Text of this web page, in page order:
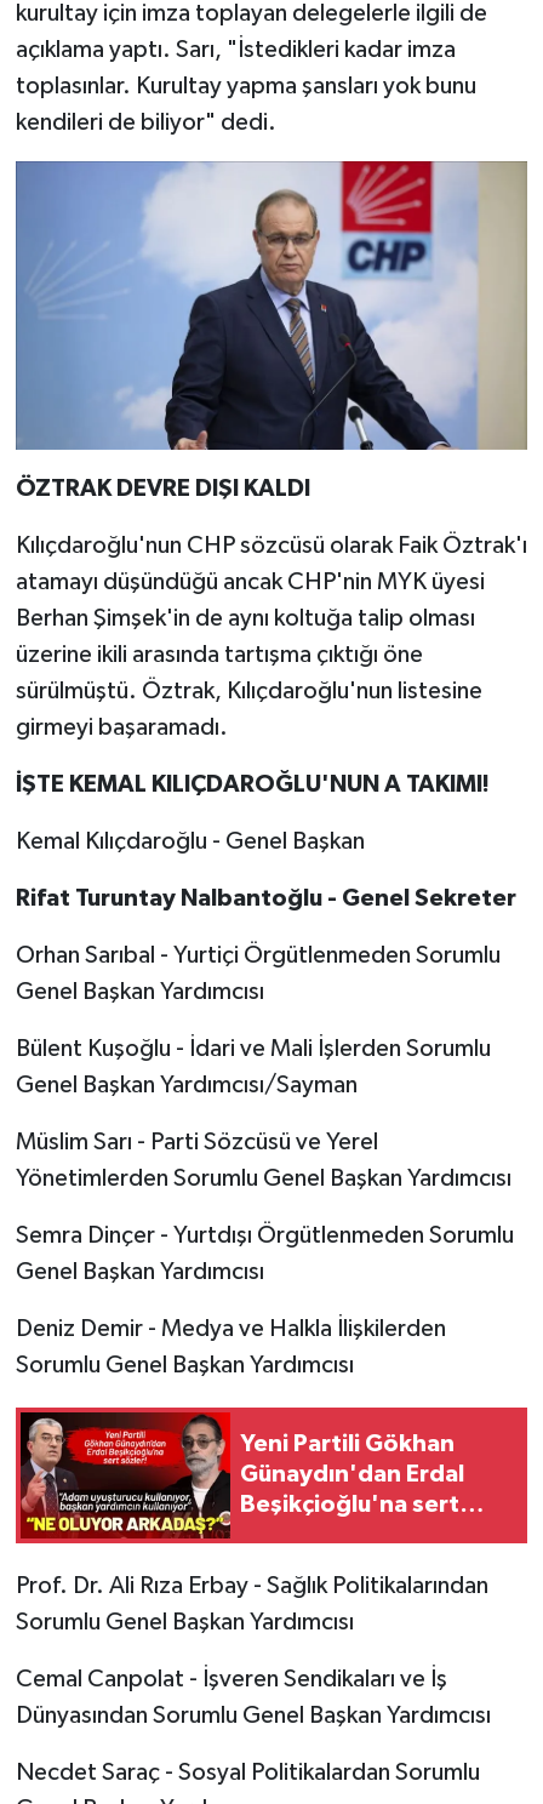
kurultay için imza toplayan delegelerle ilgili de
açıklama yaptı. Sarı, "İstedikleri kadar imza
toplasınlar. Kurultay yapma şansları yok bunu
kendileri de biliyor" dedi.
ÖZTRAK DEVRE DIŞI KALDI
Kılıçdaroğlu'nun CHP sözcüsü olarak Faik Öztrak'ı
atamayı düşündüğü ancak CHP'nin MYK üyesi
Berhan Şimşek'in de aynı koltuğa talip olması
üzerine ikili arasında tartışma çıktığı öne
sürülmüştü. Öztrak, Kılıçdaroğlu'nun listesine
girmeyi başaramadı.
İŞTE KEMAL KILIÇDAROĞLU'NUN A TAKIMI!
Kemal Kılıçdaroğlu - Genel Başkan
Rifat Turuntay Nalbantoğlu - Genel Sekreter
Orhan Sarıbal - Yurtiçi Örgütlenmeden Sorumlu
Genel Başkan Yardımcısı
Bülent Kuşoğlu - İdari ve Mali İşlerden Sorumlu
Genel Başkan Yardımcısı/Sayman
Müslim Sarı - Parti Sözcüsü ve Yerel
Yönetimlerden Sorumlu Genel Başkan Yardımcısı
Semra Dinçer - Yurtdışı Örgütlenmeden Sorumlu
Genel Başkan Yardımcısı
Deniz Demir - Medya ve Halkla İlişkilerden
Sorumlu Genel Başkan Yardımcısı
Yeni Partili Gökhan
Günaydın'dan Erdal
Beşikçioğlu'na sert
Prof. Dr. Ali Rıza Erbay - Sağlık Politikalarından
Sorumlu Genel Başkan Yardımcısı
Cemal Canpolat - İşveren Sendikaları ve İş
Dünyasından Sorumlu Genel Başkan Yardımcısı
Necdet Saraç - Sosyal Politikalardan Sorumlu